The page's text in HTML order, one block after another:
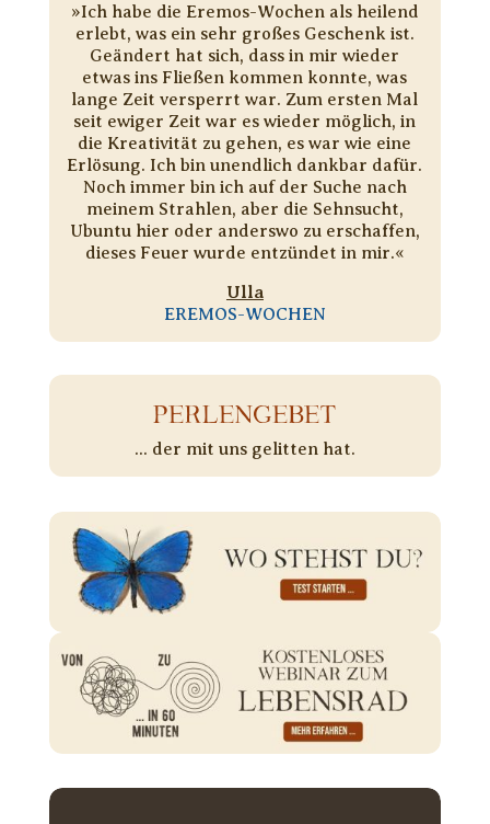
»Ich habe die Eremos-Wochen als heilend
erlebt, was ein sehr großes Geschenk ist.
Geändert hat sich, dass in mir wieder
etwas ins Fließen kommen konnte, was
lange Zeit versperrt war. Zum ersten Mal
seit ewiger Zeit war es wieder möglich, in
die Kreativität zu gehen, es war wie eine
Erlösung. Ich bin unendlich dankbar dafür.
Noch immer bin ich auf der Suche nach
meinem Strahlen, aber die Sehnsucht,
Ubuntu hier oder anderswo zu erschaffen,
dieses Feuer wurde entzündet in mir.«
Ulla
EREMOS-WOCHEN
PERLENGEBET
... der mit uns gelitten hat.